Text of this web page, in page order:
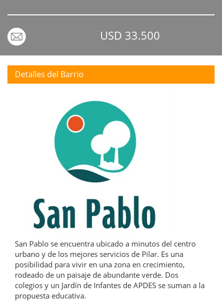
USD 33.500
Detalles del Barrio
San Pablo se encuentra ubicado a minutos del centro
urbano y de los mejores servicios de Pilar. Es una
posibilidad para vivir en una zona en crecimiento,
rodeado de un paisaje de abundante verde. Dos
colegios y un Jardín de Infantes de APDES se suman a la
propuesta educativa.